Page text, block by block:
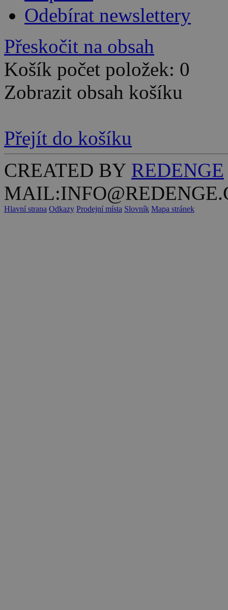
Odebírat newslettery
Přeskočit na obsah
Košík počet položek: 0
Zobrazit obsah košíku
Přejít do košíku
CREATED BY REDENGE
Hlavní strana Odkazy Prodejní místa Slovník Mapa stránek